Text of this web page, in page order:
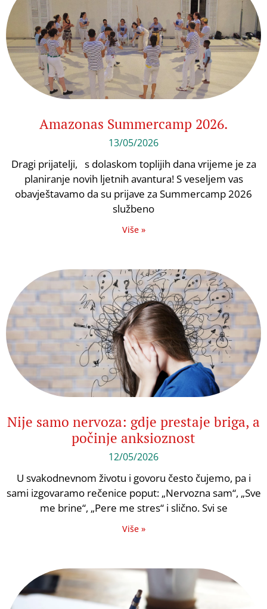
Amazonas Summercamp 2026.
13/05/2026
Dragi prijatelji, s dolaskom toplijih dana vrijeme je za
planiranje novih ljetnih avantura! S veseljem vas
obavještavamo da su prijave za Summercamp 2026
službeno
Više »
Nije samo nervoza: gdje prestaje briga, a
počinje anksioznost
12/05/2026
U svakodnevnom životu i govoru često čujemo, pa i
sami izgovaramo rečenice poput: „Nervozna sam“, „Sve
me brine“, „Pere me stres“ i slično. Svi se
Više »